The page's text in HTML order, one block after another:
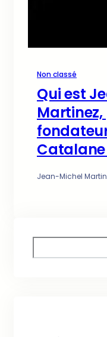
Non classé
Qui est
Catalane
Jean-Michel
e